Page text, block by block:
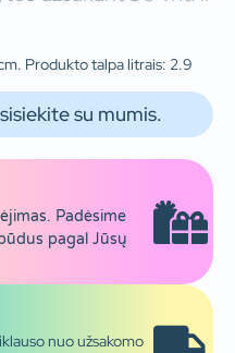
Produkto talpa litrais: 2.9
su mumis.
Padėsime
pagal Jūsų
nuo užsakomo